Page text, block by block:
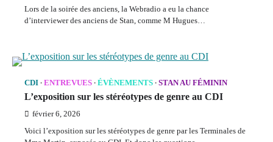
Lors de la soirée des anciens, la Webradio a eu la chance
d’interviewer des anciens de Stan, comme M Hugues…
CDI ENTREVUES ÉVÈNEMENTS STAN AU FÉMININ
L’exposition sur les stéréotypes de genre au CDI
février 6, 2026
Voici l’exposition sur les stéréotypes de genre par les Terminales de